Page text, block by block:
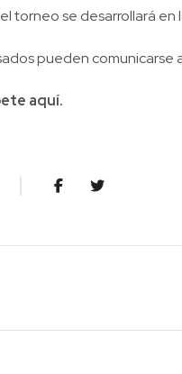
torneo se desarrollará
pueden comunicarse
aquí.